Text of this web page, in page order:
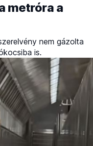
metróra a
nem gázolta
is.